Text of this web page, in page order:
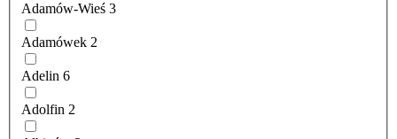
Adamów-Wieś 3
Adamówek 2
Adelin 6
Adolfin 2